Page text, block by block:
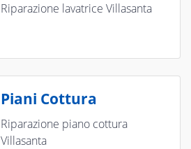
Riparazione lavatrice Villasanta
Piani Cottura
Riparazione piano cottura
Villasanta